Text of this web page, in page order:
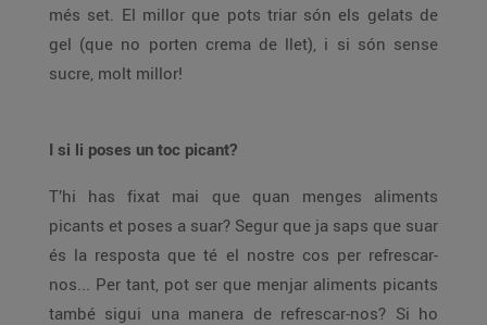
més set. El millor que pots triar són els gelats de
gel (que no porten crema de llet), i si són sense
sucre, molt millor!
I si li poses un toc picant?
T’hi has fixat mai que quan menges aliments
picants et poses a suar? Segur que ja saps que suar
és la resposta que té el nostre cos per refrescar-
nos... Per tant, pot ser que menjar aliments picants
també sigui una manera de refrescar-nos? Si ho